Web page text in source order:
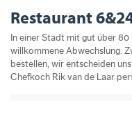
Restaurant
In einer Stadt mit gut über
willkommene Abwechslung.
bestellen, wir entscheiden
Chefkoch Rik van de Laar